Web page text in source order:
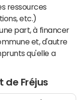
ressources
etc.)
part, à financer
et, d'autre
qu'elle a
de Fréjus